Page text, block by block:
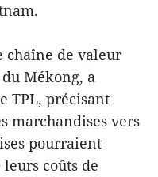
chaîne de valeur
Mékong, a
TPL, précisant
marchandises vers
pourraient
coûts de